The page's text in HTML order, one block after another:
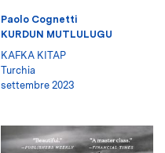
Paolo Cognetti
KURDUN MUTLULUGU
KAFKA KITAP
Turchia
settembre 2023